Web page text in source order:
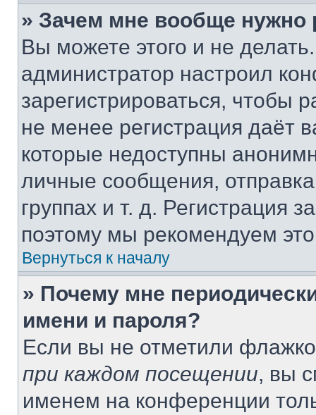
» Зачем мне вообще нужно
Вы можете этого и не
администратор настроил
зарегистрироваться, чтобы
не менее регистрация даёт
которые недоступны
личные сообщения,
группах и т. д. Регистрация
поэтому мы рекомендуем
Вернуться к началу
» Почему мне
имени и пароля?
Если вы не отметили
при каждом посещении, вы
именем на конференции